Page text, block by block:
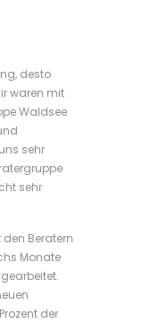
desto
waren mit
Waldsee
sehr
sehr
den Beratern
Monate
der